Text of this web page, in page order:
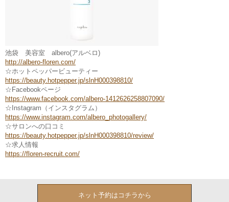
池袋 美容室 albero(アルベロ)
http://albero-floren.com/
☆ホットペッパービューティー
https://beauty.hotpepper.jp/slnH000398810/
☆Facebookページ
https://www.facebook.com/albero-1412626258807090/
☆Instagram（インスタグラム）
https://www.instagram.com/albero_photogallery/
☆サロンへの口コミ
https://beauty.hotpepper.jp/slnH000398810/review/
☆求人情報
https://floren-recruit.com/
ネット予約はコチラから